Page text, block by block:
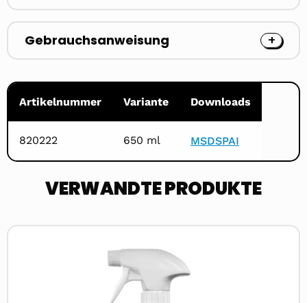
Gebrauchsanweisung
Artikelnummer Variante Downloads
820222 650 ml MSDSPAI
VERWANDTE PRODUKTE
Read